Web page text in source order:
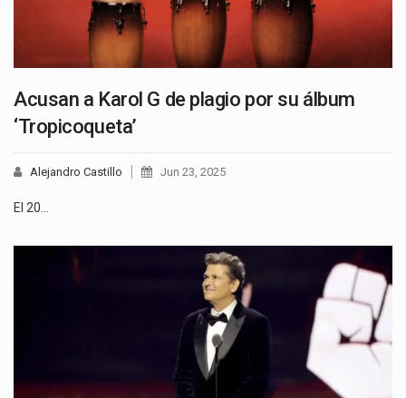
Acusan a Karol G de plagio por su álbum
‘Tropicoqueta’
Alejandro Castillo Jun 23, 2025
El 20…